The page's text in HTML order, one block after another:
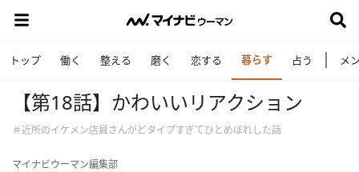
トップ 働く 整える 磨く 恋する 暮らす 占う メ
【第18話】かわいいリアクション
＃近所のイケメン店員さんがどタイプすぎてひとめぼれした話
マイナビウーマン編集部